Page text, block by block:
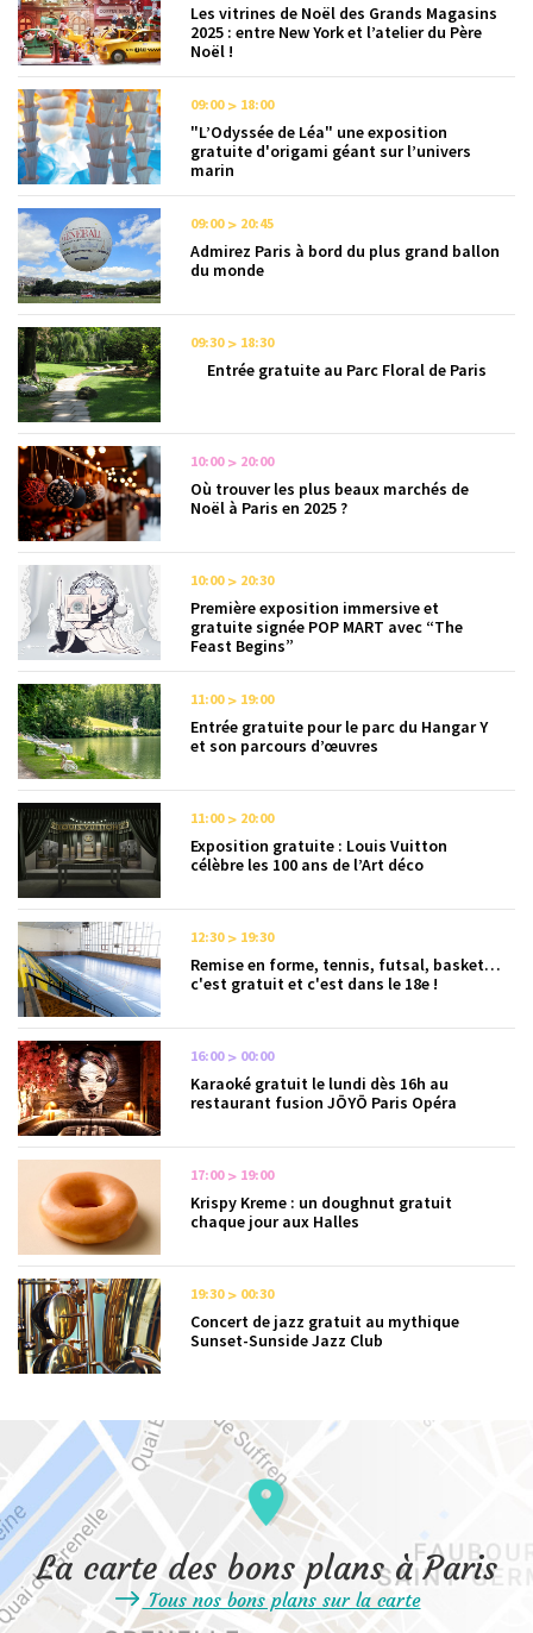
Les vitrines de Noël des Grands Magasins
2025 : entre New York et l’atelier du Père
Noël !
09:00 18:00
"L’Odyssée de Léa" une exposition
gratuite d'origami géant sur l’univers
marin
09:00 20:45
Admirez Paris à bord du plus grand ballon
du monde
09:30 18:30
Entrée gratuite au Parc Floral de Paris
10:00 20:00
Où trouver les plus beaux marchés de
Noël à Paris en 2025 ?
10:00 20:30
Première exposition immersive et
gratuite signée POP MART avec “The
Feast Begins”
11:00 19:00
Entrée gratuite pour le parc du Hangar Y
et son parcours d’œuvres
11:00 20:00
Exposition gratuite : Louis Vuitton
célèbre les 100 ans de l’Art déco
12:30 19:30
Remise en forme, tennis, futsal, basket…
c'est gratuit et c'est dans le 18e !
16:00 00:00
Karaoké gratuit le lundi dès 16h au
restaurant fusion JŌYŌ Paris Opéra
17:00 19:00
Krispy Kreme : un doughnut gratuit
chaque jour aux Halles
19:30 00:30
Concert de jazz gratuit au mythique
Sunset-Sunside Jazz Club
La carte des bons plans à Paris
Tous nos bons plans sur la carte